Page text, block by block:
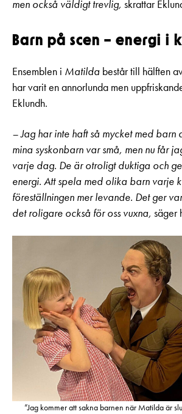
men också väldigt trevlig, skrattar
Barn på scen – energi i
Ensemblen i Matilda består till hälften
har varit en annorlunda men
Eklundh.
– Jag har inte haft så mycket med barn
mina syskonbarn var små, men nu får
varje dag. De är otroligt duktiga och
energi. Att spela med olika barn varje
föreställningen mer levande. Det ger
det roligare också för oss vuxna, säger
”Jag kommer att sakna barnen när Matilda är